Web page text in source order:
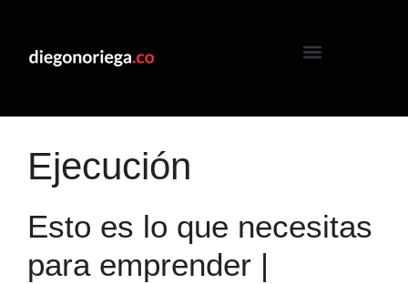
Ejecución
Esto es lo que necesitas
para emprender |